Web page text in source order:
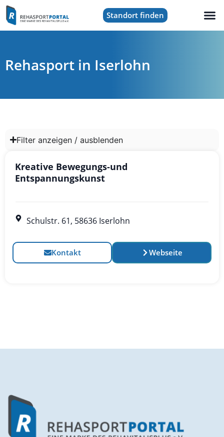
Standort finden
Rehasport in Iserlohn
Filter anzeigen / ausblenden
Kreative Bewegungs-und
Entspannungskunst
Schulstr. 61, 58636 Iserlohn
Kontakt Webseite